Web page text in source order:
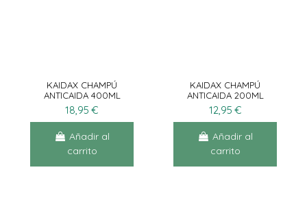
KAIDAX CHAMPÚ
ANTICAIDA 400ML
18,95 €
Añadir al
carrito
KAIDAX CHAMPÚ
ANTICAIDA 200ML
12,95 €
Añadir al
carrito